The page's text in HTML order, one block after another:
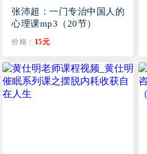
张沛超：一门专治中国人的
心理课mp3（20节）
价格： 15元